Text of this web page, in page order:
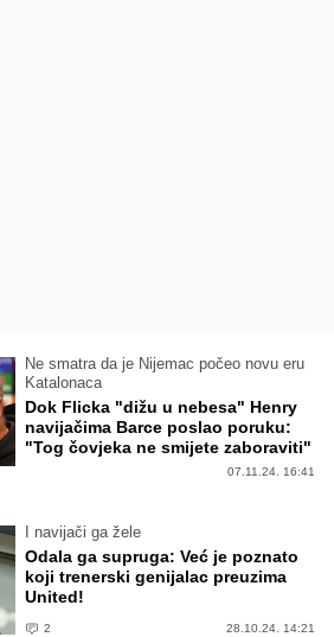
Ne smatra da je Nijemac počeo novu eru
Katalonaca
Dok Flicka "dižu u nebesa" Henry
navijačima Barce poslao poruku:
"Tog čovjeka ne smijete zaboraviti"
07.11.24. 16:41
I navijači ga žele
Odala ga supruga: Već je poznato
koji trenerski genijalac preuzima
United!
2 28.10.24. 14:21